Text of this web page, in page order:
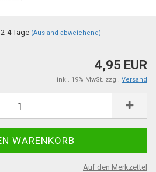
2-4 Tage (Ausland abweichend)
4,95 EUR
inkl. 19% MwSt. zzgl. Versand
Auf den Merkzettel